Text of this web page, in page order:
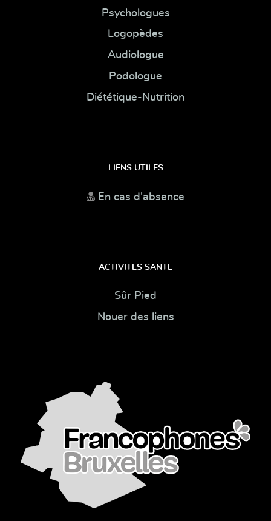
Psychologues
Logopèdes
Audiologue
Podologue
Diététique-Nutrition
LIENS UTILES
En cas d'absence
ACTIVITES SANTE
Sûr Pied
Nouer des liens